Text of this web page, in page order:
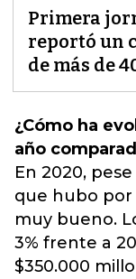
Primera
reportó un
de más de
¿Cómo ha
año
En 2020,
que hubo por
muy bueno.
3% frente a
$350.000